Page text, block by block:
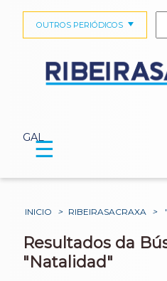
GAL
OUTROS PERIÓDICOS
☰
INICIO > RIBEIRASACRAXA >
Resultados da
"Natalidad"